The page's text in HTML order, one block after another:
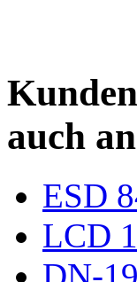
auch
ESD
LCD